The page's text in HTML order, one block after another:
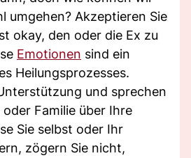
umgehen? Akzeptieren Sie
okay, den oder die Ex zu
Emotionen sind ein
Heilungsprozesses.
und sprechen
Familie über Ihre
Sie selbst oder Ihr
zögern Sie nicht,